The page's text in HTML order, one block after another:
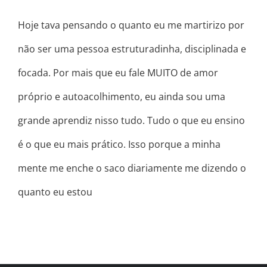
Hoje tava pensando o quanto eu me martirizo por
não ser uma pessoa estruturadinha, disciplinada e
focada. Por mais que eu fale MUITO de amor
próprio e autoacolhimento, eu ainda sou uma
grande aprendiz nisso tudo. Tudo o que eu ensino
é o que eu mais prático. Isso porque a minha
mente me enche o saco diariamente me dizendo o
quanto eu estou